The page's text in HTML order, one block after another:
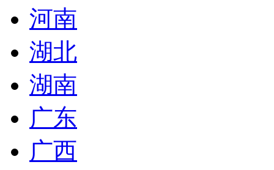
河南
湖北
湖南
广东
广西